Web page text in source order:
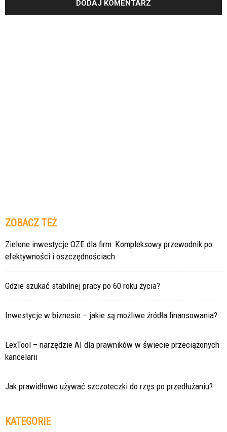
ZOBACZ TEŻ
Zielone inwestycje OZE dla firm: Kompleksowy przewodnik po
efektywności i oszczędnościach
Gdzie szukać stabilnej pracy po 60 roku życia?
Inwestycje w biznesie – jakie są możliwe źródła finansowania?
LexTool – narzędzie AI dla prawników w świecie przeciążonych
kancelarii
Jak prawidłowo używać szczoteczki do rzęs po przedłużaniu?
KATEGORIE